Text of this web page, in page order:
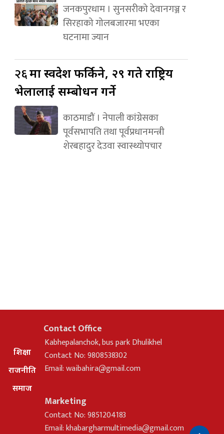
जनकपुरधाम । सुनसरीको देवानगञ्ज र
सिरहाको गोलबजारमा भएका
घटनामा ज्यान
२६मा स्वदेश फर्किने, २९ गते राष्ट्रिय
भेलालाई सम्बोधन गर्ने
काठमाडौं । नेपाली कांग्रेसका
पूर्वसभापति तथा पूर्वप्रधानमन्त्री
शेरबहादुर देउवा स्वास्थ्योपचार
शिक्षा
राजनीति
समाज
Contact Office
Kabhepalanchok, bus park Dhulikhel
Contact No: 9808538302
Email:waibahira@gmail.com
Marketing
Contact No: 9851204183
Email:khabargharmultimedia@gmail.com